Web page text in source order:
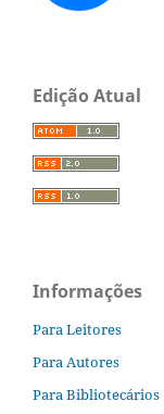
Edição Atual
Informações
Para Leitores
Para Autores
Para Bibliotecários